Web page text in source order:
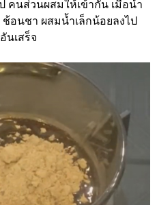
คนส่วนผสมให้เข้ากัน เมื่อน้ำ
อนชา ผสมน้ำเล็กน้อยลงไป
นเสร็จ